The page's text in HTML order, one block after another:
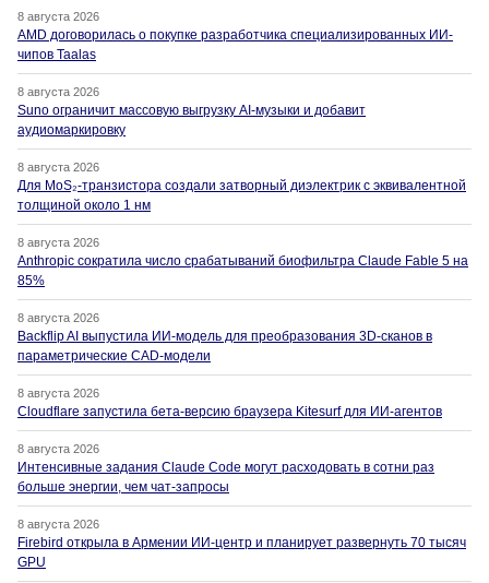
8 августа 2026
AMD договорилась о покупке разработчика специализированных ИИ-
чипов Taalas
8 августа 2026
Suno ограничит массовую выгрузку AI-музыки и добавит
аудиомаркировку
8 августа 2026
Для MoS₂-транзистора создали затворный диэлектрик с эквивалентной
толщиной около 1 нм
8 августа 2026
Anthropic сократила число срабатываний биофильтра Claude Fable 5 на
85%
8 августа 2026
Backflip AI выпустила ИИ-модель для преобразования 3D-сканов в
параметрические CAD-модели
8 августа 2026
Cloudflare запустила бета-версию браузера Kitesurf для ИИ-агентов
8 августа 2026
Интенсивные задания Claude Code могут расходовать в сотни раз
больше энергии, чем чат-запросы
8 августа 2026
Firebird открыла в Армении ИИ-центр и планирует развернуть 70 тысяч
GPU